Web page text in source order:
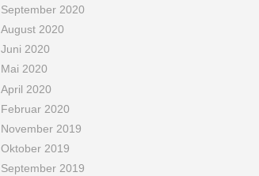
September 2020
August 2020
Juni 2020
Mai 2020
April 2020
Februar 2020
November 2019
Oktober 2019
September 2019